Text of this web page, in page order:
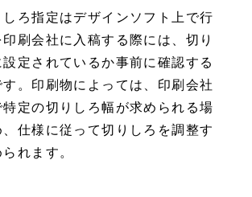
しろ指定はデザインソフト上で行
刷会社に入稿する際には、切り
設定されているか事前に確認する
す。印刷物によっては、印刷会社
定の切りしろ幅が求められる場
仕様に従って切りしろを調整す
れます。